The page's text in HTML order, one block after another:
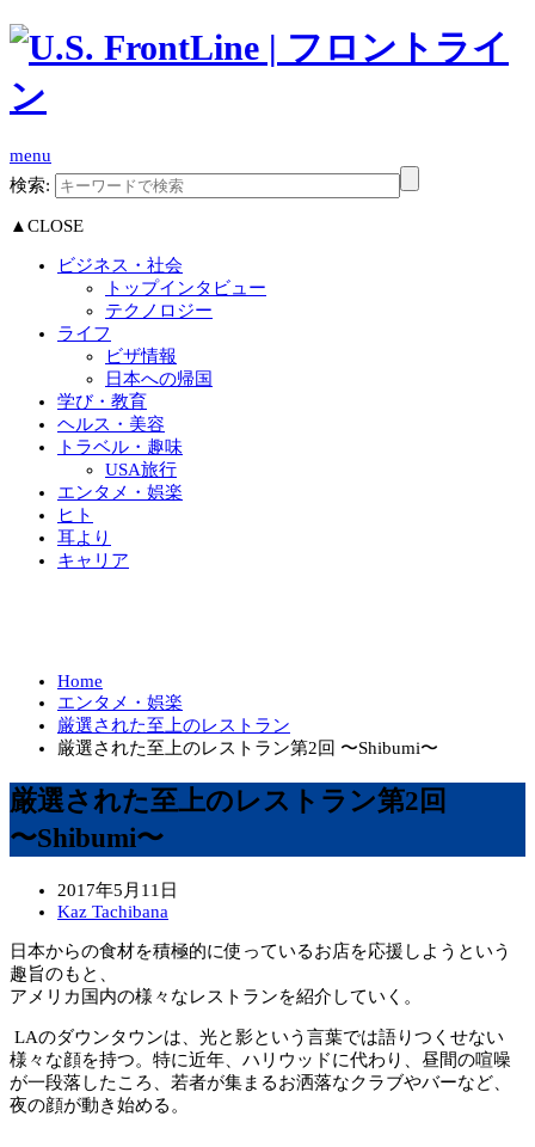
menu
検索:
▲CLOSE
ビジネス・社会
トップインタビュー
テクノロジー
ライフ
ビザ情報
日本への帰国
学び・教育
ヘルス・美容
トラベル・趣味
USA旅行
エンタメ・娯楽
ヒト
耳より
キャリア
Home
エンタメ・娯楽
厳選された至上のレストラン
厳選された至上のレストラン第2回 〜Shibumi〜
厳選された至上のレストラン第2回
〜Shibumi〜
2017年5月11日
Kaz Tachibana
日本からの食材を積極的に使っているお店を応援しようという
趣旨のもと、
アメリカ国内の様々なレストランを紹介していく。
LAのダウンタウンは、光と影という言葉では語りつくせない
様々な顔を持つ。特に近年、ハリウッドに代わり、昼間の喧噪
が一段落したころ、若者が集まるお洒落なクラブやバーなど、
夜の顔が動き始める。